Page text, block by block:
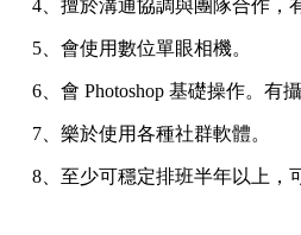
4、擅於溝通協調與團隊合作，
5、會使用數位單眼相機。
6、會 Photoshop 基礎操作。有
7、樂於使用各種社群軟體。
8、至少可穩定排班半年以上，